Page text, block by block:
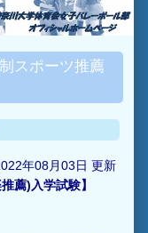
スポーツ推薦
年08月03日 更新
薦)入学試験】